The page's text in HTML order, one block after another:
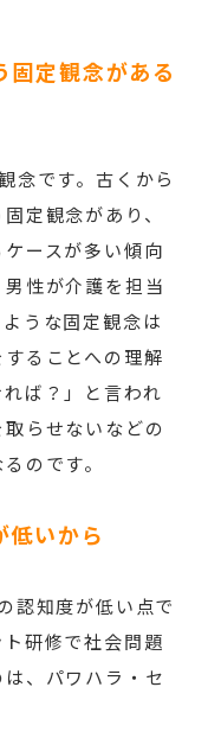
固定観念がある
念です。古くから
定観念があり、
ースが多い傾向
性が介護を担当
うな固定観念は
ることへの理解
ば？」と言われ
らせないなどの
のです。
低いから
認知度が低い点で
研修で社会問題
、パワハラ・セ